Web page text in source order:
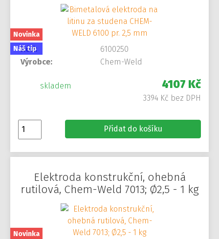
Novinka
Náš tip
Kód:
6100250
Výrobce:
Chem-Weld
skladem 4107 Kč
3394 Kč bez DPH
Přidat do košíku
Elektroda konstrukční, ohebná
rutilová, Chem-Weld 7013; Ø2,5 - 1 kg
Novinka